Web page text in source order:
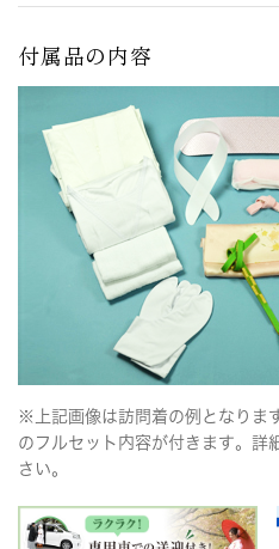
付属品の内容
※上記画像は訪問着の例となりま
のフルセット内容が付きます。詳
さい。